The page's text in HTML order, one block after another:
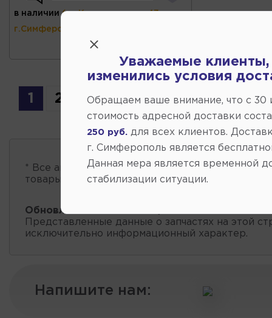
в наличии (ул.Коммунальная 43,
г.Симферополь)
1 2
* Все автозапчасти есть в наличии , обновление
товары проходит несколько раз в сутки.
Обновление остатков и цен:
Представленные данные о запчастях на этой
исключительно информационный характер.
Напишите нам:
Уважаемые клиенты,
изменились условия
Обращаем ваше внимание, что c 30
стоимость адресной доставки
250 руб.
для всех клиентов.
г. Симферополь является
Данная мера является временной
стабилизации ситуации.